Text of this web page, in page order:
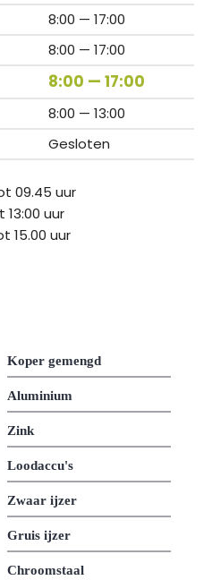
8:00 — 17:00
8:00 — 17:00
8:00 — 17:00
8:00 — 13:00
Gesloten
09.45 uur
13:00 uur
15.00 uur
Koper gemengd
Aluminium
Zink
Loodaccu's
Zwaar ijzer
Gruis ijzer
Chroomstaal